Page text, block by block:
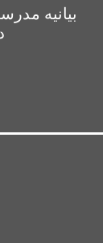
بیانیه